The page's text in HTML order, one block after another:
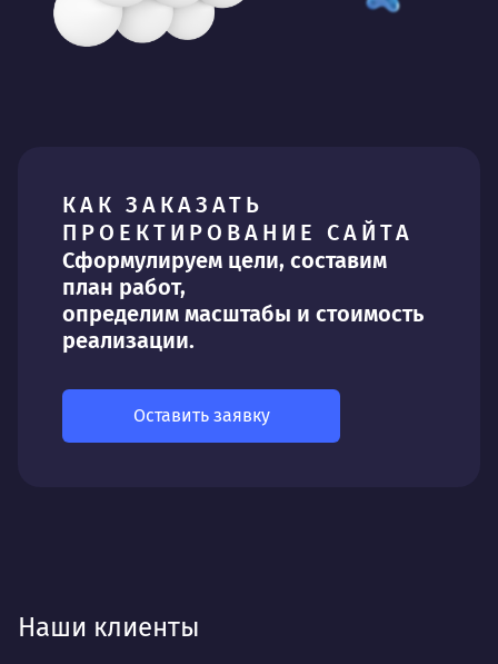
КАК ЗАКАЗАТЬ
ПРОЕКТИРОВАНИЕ САЙТА
Сформулируем цели, составим
план работ,
определим масштабы и стоимость
реализации.
Оставить заявку
Наши клиенты